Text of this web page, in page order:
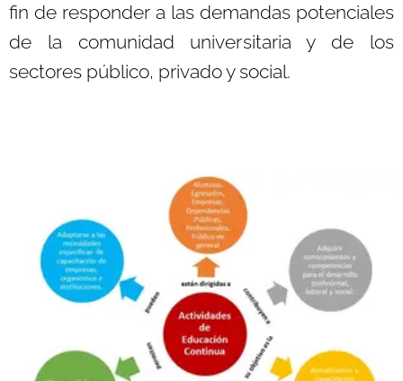
fin de responder a las demandas potenciales
de la comunidad universitaria y de los
sectores público, privado y social.